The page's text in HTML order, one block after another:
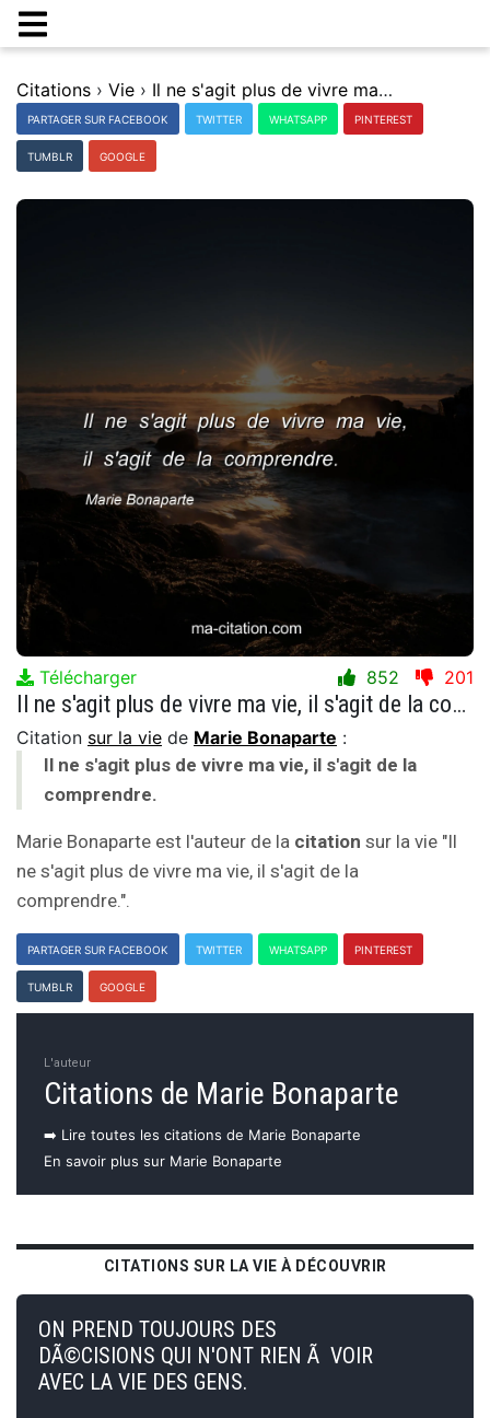
Citations › Vie › Il ne s'agit plus de vivre ma vie, il s'agit de la comprendre.
PARTAGER SUR FACEBOOK TWITTER WHATSAPP PINTEREST
TUMBLR GOOGLE
Télécharger 852 201
Il ne s'agit plus de vivre ma vie, il s'agit de la comprendre.
Citation sur la vie de Marie Bonaparte :
Il ne s'agit plus de vivre ma vie, il s'agit de la
comprendre.
Marie Bonaparte est l'auteur de la citation sur la vie "Il
ne s'agit plus de vivre ma vie, il s'agit de la
comprendre.".
PARTAGER SUR FACEBOOK TWITTER WHATSAPP PINTEREST
TUMBLR GOOGLE
L'auteur
Citations de Marie Bonaparte
➡️ Lire toutes les citations de Marie Bonaparte
En savoir plus sur Marie Bonaparte
CITATIONS SUR LA VIE À DÉCOUVRIR
ON PREND TOUJOURS DES
DÃ©CISIONS QUI N'ONT RIEN Ã VOIR
AVEC LA VIE DES GENS.